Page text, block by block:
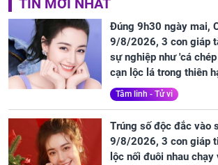
TIN MỚI NHẤT
Đúng 9h30 ngày mai,
9/8/2026, 3 con giáp
sự nghiệp như 'cá
cạn lộc lá trong thiên
Tâm linh - Tử vi
Trúng số độc đắc vào
9/8/2026, 3 con giáp
lộc nối đuôi nhau chạy